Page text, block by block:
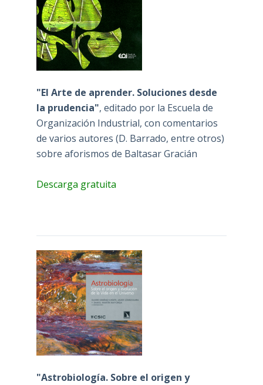
"El Arte de aprender. Soluciones desde
la prudencia", editado por la Escuela de
Organización Industrial, con comentarios
de varios autores (D. Barrado, entre otros)
sobre aforismos de Baltasar Gracián
Descarga gratuita
"Astrobiología. Sobre el origen y